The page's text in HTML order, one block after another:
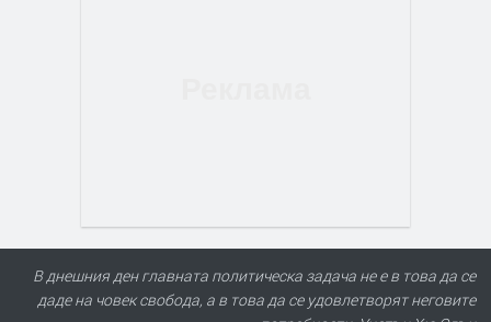
В днешния ден главната политическа задача не е в това да се
даде на човек свобода, а в това да се удовлетворят неговите